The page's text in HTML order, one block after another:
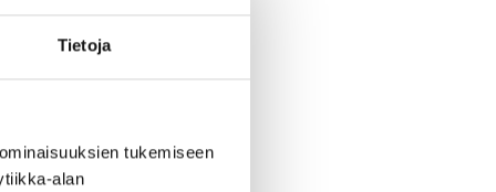
Tietoja
tukemiseen
alan
, pesu-
uimista on
tai